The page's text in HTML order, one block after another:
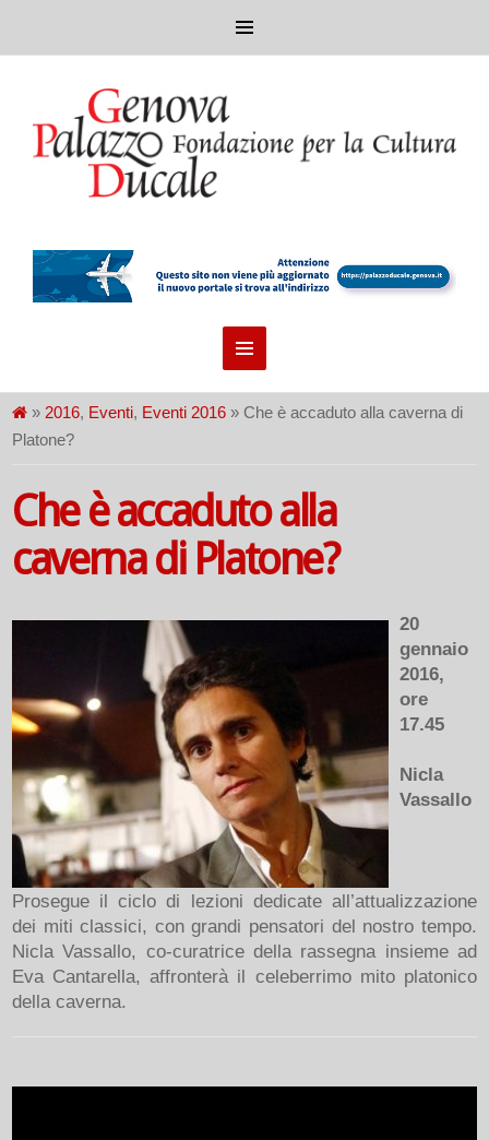
» 2016, Eventi, Eventi 2016 » Che è accaduto alla caverna di
Platone?
Che è accaduto alla
caverna di Platone?
20
gennaio
2016,
ore
17.45
Nicla
Vassallo
Prosegue il ciclo di lezioni dedicate all’attualizzazione
dei miti classici, con grandi pensatori del nostro tempo.
Nicla Vassallo, co-curatrice della rassegna insieme ad
Eva Cantarella, affronterà il celeberrimo mito platonico
della caverna.